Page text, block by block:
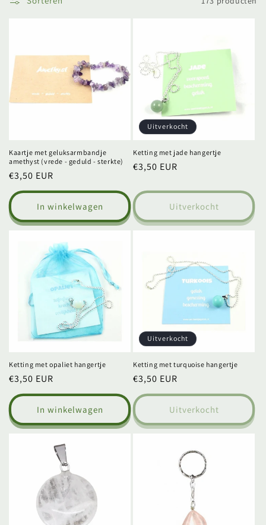
Kaartje met geluksarmbandje
amethyst (vrede - geduld - sterkte)
Normale
prijs
€3,50 EUR
In winkelwagen
Uitverkocht
Ketting met jade hangertje
Normale
€3,50 EUR
Uitverkocht
Ketting met opaliet hangertje
Normale
prijs
€3,50 EUR
In winkelwagen
Uitverkocht
Ketting met turquoise hangertje
Normale
prijs
€3,50 EUR
Uitverkocht